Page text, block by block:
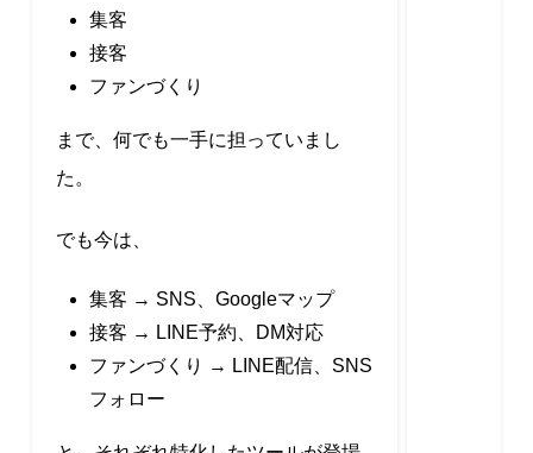
集客
接客
ファンづくり
まで、何でも一手に担っていまし
た。
でも今は、
集客 → SNS、Googleマップ
接客 → LINE予約、DM対応
ファンづくり → LINE配信、SNS
フォロー